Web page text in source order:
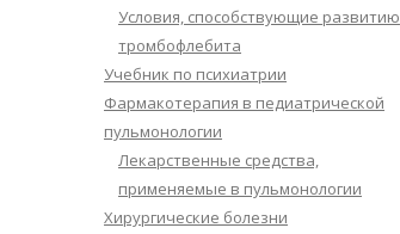
Условия, способствующие развитию
тромбофлебита
Учебник по психиатрии
Фармакотерапия в педиатрической
пульмонологии
Лекарственные средства,
применяемые в пульмонологии
Хирургические болезни